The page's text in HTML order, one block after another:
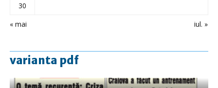
« mai iul. »
30
varianta pdf